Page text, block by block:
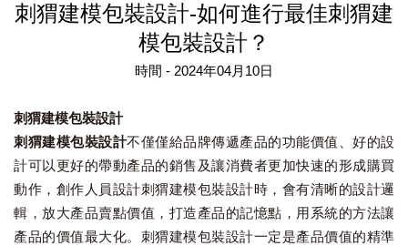
刺猬建模包裝設計-如何進行最佳刺猬建
模包裝設計？
時間 - 2024年04月10日
刺猬建模包裝設計
刺猬建模包裝設計不僅僅給品牌傳遞產品的功能價值、好的設
計可以更好的帶動產品的銷售及讓消費者更加快速的形成購買
動作，創作人員設計刺猬建模包裝設計時，會有清晰的設計邏
輯，放大產品賣點價值，打造產品的記憶點，用系統的方法讓
產品的價值最大化。刺猬建模包裝設計一定是產品價值的精準